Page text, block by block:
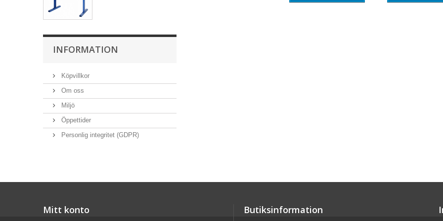
INFORMATION
Köpvillkor
Om oss
Miljö
Öppettider
Personlig integritet (GDPR)
Mitt konto Butiksinformation